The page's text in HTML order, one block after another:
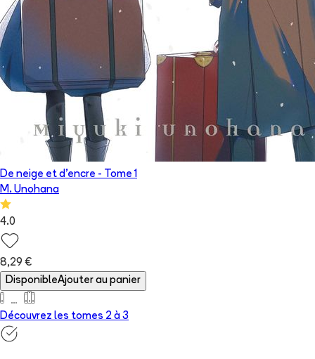
De neige et d'encre - Tome 1
M. Unohana
4.0
8,29 €
DisponibleAjouter au panier
Découvrez les tomes 2 à 3